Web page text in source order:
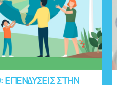
EΠΕΝΔΥΣΕΙΣ ΣΤΗΝ